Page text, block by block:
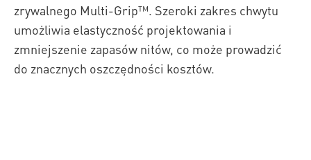
zrywalnego Multi-Grip™. Szeroki zakres chwytu
umożliwia elastyczność projektowania i
zmniejszenie zapasów nitów, co może prowadzić
do znacznych oszczędności kosztów.